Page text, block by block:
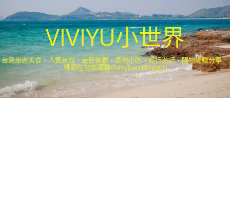
VIVIYU小世界
台灣旅遊美食、人氣景點、最新餐廳、各地小吃、旅行遊記、購物經驗分享．
桃園在地部落客(Taoyuan Blogger)